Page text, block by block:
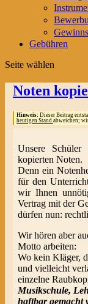
Gebühren
Seite wählen
Noten
Hinweis: Dieser Beitrag
heutigen Stand abweichen;
Unsere
kopierten Noten.
Denn ein
für den
wir Ihnen
Vertrag mit der
dürfen nun:
Wir hören aber
Motto arbeiten:
Wo kein Kläger,
und vielleicht
einzelne
Musikschule,
haftbar gemacht